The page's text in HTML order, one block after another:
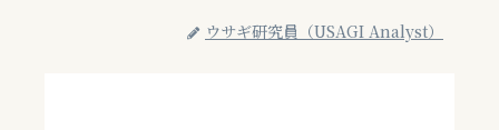
ウサギ研究員（USAGI Analyst）